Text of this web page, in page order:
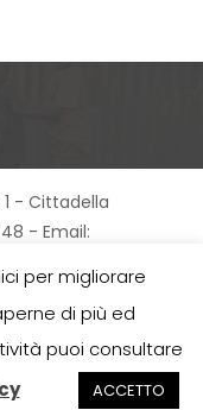
1 - Cittadella
- Email:
Cookie Policy
per migliorare
di più ed
puoi consultare
ACCETTO